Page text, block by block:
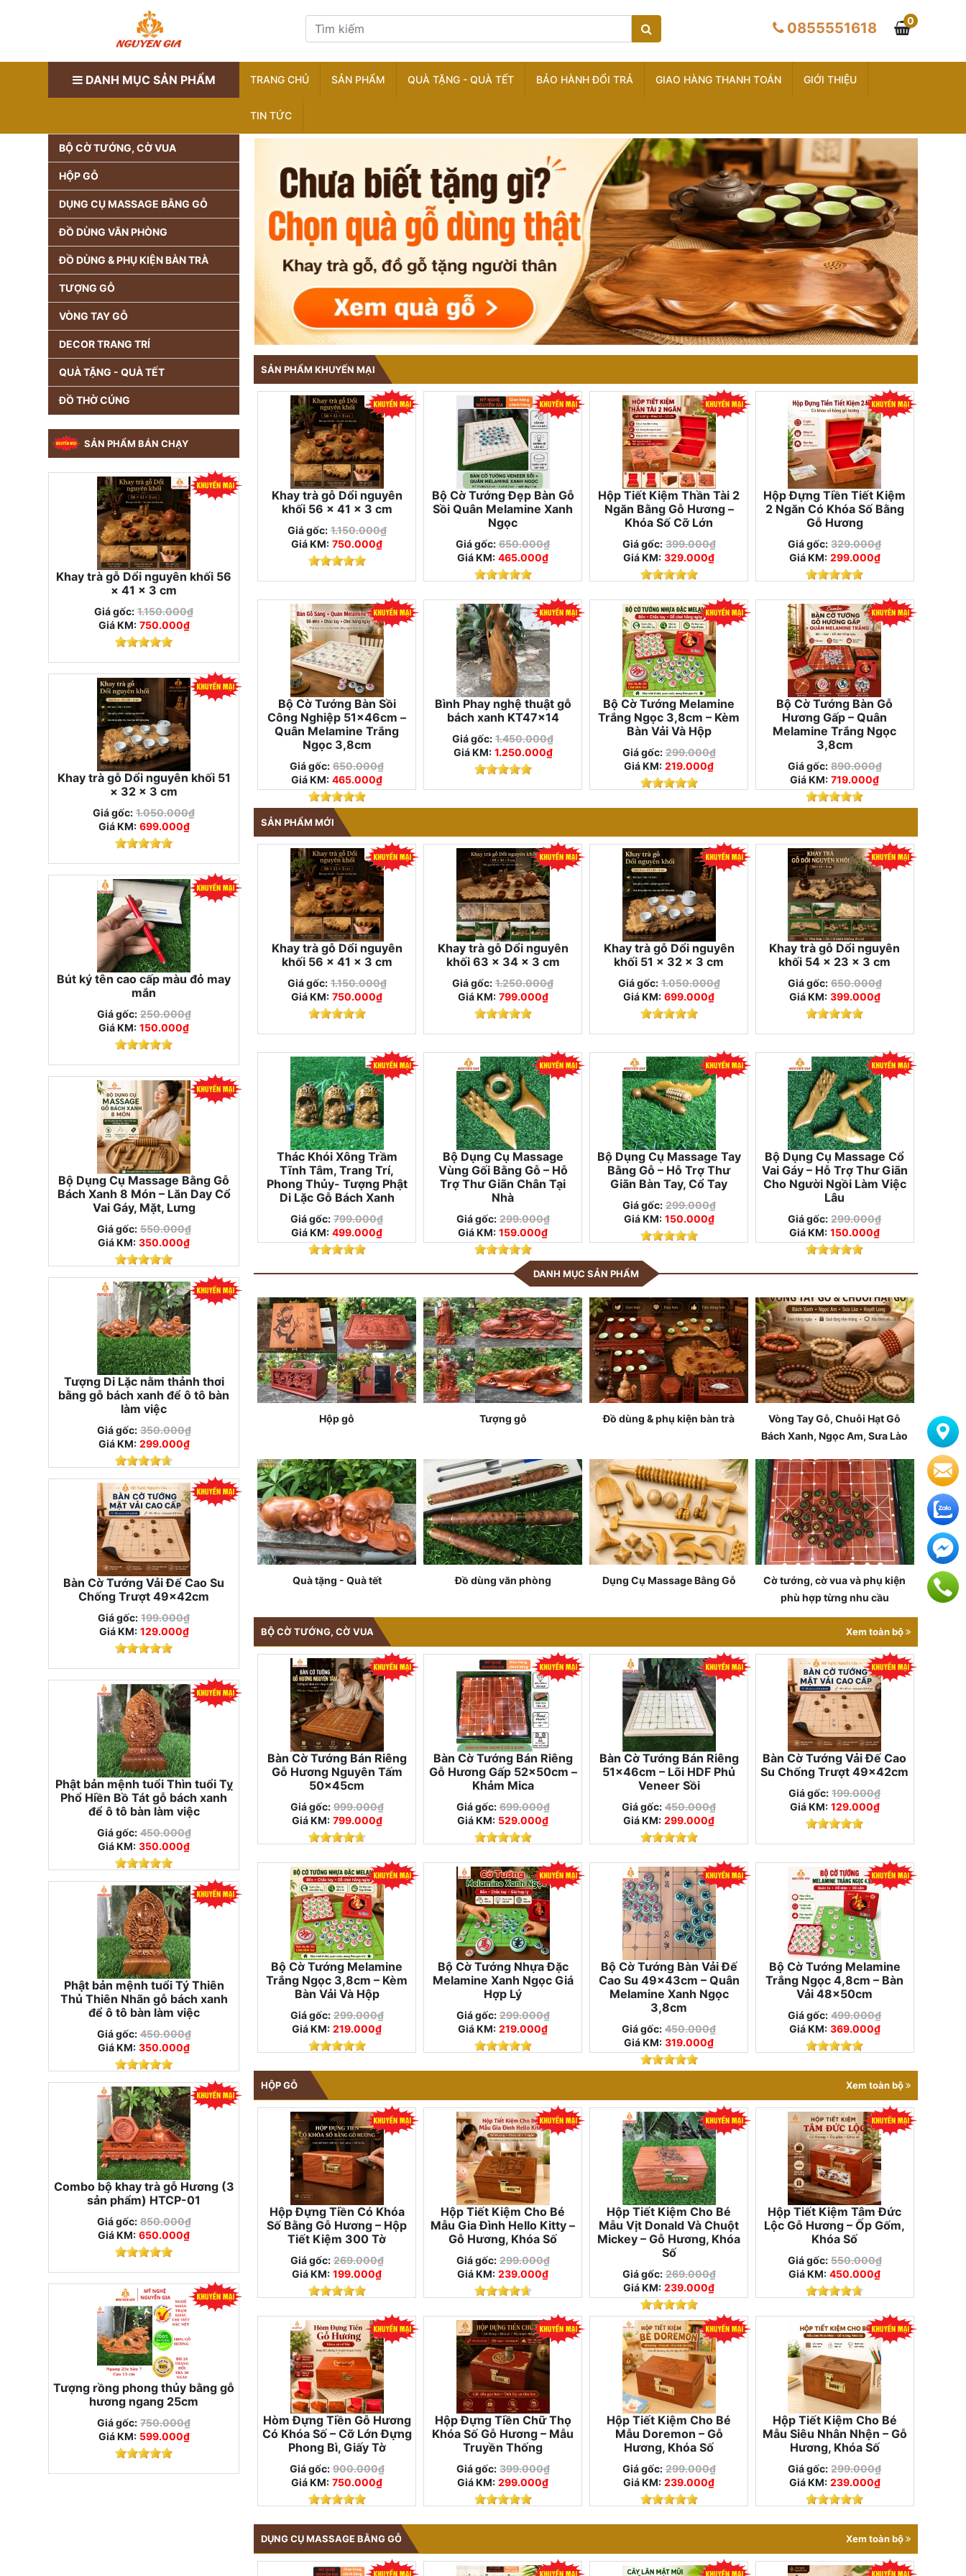
0855551618 0
DANH MỤC SẢN PHẨM TRANG CHỦ SẢN PHẨM QUÀ TẶNG - QUÀ TẾT BẢO HÀNH ĐỔI TRẢ GIAO HÀNG THANH TOÁN GIỚI THIỆU
TIN TỨC
BỘ CỜ TƯỚNG, CỜ VUA
HỘP GỖ
DỤNG CỤ MASSAGE BẰNG GỖ
ĐỒ DÙNG VĂN PHÒNG
ĐỒ DÙNG & PHỤ KIỆN BÀN TRÀ
TƯỢNG GỖ
VÒNG TAY GỖ
DECOR TRANG TRÍ
QUÀ TẶNG - QUÀ TẾT
ĐỒ THỜ CÚNG
SẢN PHẨM BÁN CHẠY
Khay trà gỗ Dổi nguyên khối 56
× 41 × 3 cm
Giá gốc: 1.150.000₫
Giá KM: 750.000₫
Khay trà gỗ Dổi nguyên khối 51
× 32 × 3 cm
Giá gốc: 1.050.000₫
Giá KM: 699.000₫
Bút ký tên cao cấp màu đỏ may
mắn
Giá gốc: 250.000₫
Giá KM: 150.000₫
Bộ Dụng Cụ Massage Bằng Gỗ
Bách Xanh 8 Món – Lăn Day Cổ
Vai Gáy, Mặt, Lưng
Giá gốc: 550.000₫
Giá KM: 350.000₫
Tượng Di Lặc nằm thảnh thơi
bằng gỗ bách xanh để ô tô bàn
làm việc
Giá gốc: 350.000₫
Giá KM: 299.000₫
Bàn Cờ Tướng Vải Đế Cao Su
Chống Trượt 49x42cm
Giá gốc: 199.000₫
Giá KM: 129.000₫
Phật bản mệnh tuổi Thìn tuổi Tỵ
Phổ Hiền Bồ Tát gỗ bách xanh
để ô tô bàn làm việc
Giá gốc: 450.000₫
Giá KM: 350.000₫
Phật bản mệnh tuổi Tý Thiên
Thủ Thiên Nhãn gỗ bách xanh
để ô tô bàn làm việc
Giá gốc: 450.000₫
Giá KM: 350.000₫
Combo bộ khay trà gỗ Hương (3
sản phẩm) HTCP-01
Giá gốc: 850.000₫
Giá KM: 650.000₫
Tượng rồng phong thủy bằng gỗ
hương ngang 25cm
Giá gốc: 750.000₫
Giá KM: 599.000₫
SẢN PHẨM KHUYẾN MẠI
Khay trà gỗ Dổi nguyên
khối 56 × 41 × 3 cm
Giá gốc: 1.150.000₫
Giá KM: 750.000₫
Bộ Cờ Tướng Đẹp Bàn Gỗ
Sồi Quân Melamine Xanh
Ngọc
Giá gốc: 650.000₫
Giá KM: 465.000₫
Hộp Tiết Kiệm Thần Tài 2
Ngăn Bằng Gỗ Hương –
Khóa Số Cỡ Lớn
Giá gốc: 399.000₫
Giá KM: 329.000₫
Hộp Đựng Tiền Tiết Kiệm
2 Ngăn Có Khóa Số Bằng
Gỗ Hương
Giá gốc: 329.000₫
Giá KM: 299.000₫
Bộ Cờ Tướng Bàn Sồi
Công Nghiệp 51×46cm –
Quân Melamine Trắng
Ngọc 3,8cm
Giá gốc: 650.000₫
Giá KM: 465.000₫
Bình Phay nghệ thuật gỗ
bách xanh KT47x14
Giá gốc: 1.450.000₫
Giá KM: 1.250.000₫
Bộ Cờ Tướng Melamine
Trắng Ngọc 3,8cm – Kèm
Bàn Vải Và Hộp
Giá gốc: 299.000₫
Giá KM: 219.000₫
Bộ Cờ Tướng Bàn Gỗ
Hương Gấp – Quân
Melamine Trắng Ngọc
3,8cm
Giá gốc: 890.000₫
Giá KM: 719.000₫
SẢN PHẨM MỚI
Khay trà gỗ Dổi nguyên
khối 56 × 41 × 3 cm
Giá gốc: 1.150.000₫
Giá KM: 750.000₫
Khay trà gỗ Dổi nguyên
khối 63 × 34 × 3 cm
Giá gốc: 1.250.000₫
Giá KM: 799.000₫
Khay trà gỗ Dổi nguyên
khối 51 × 32 × 3 cm
Giá gốc: 1.050.000₫
Giá KM: 699.000₫
Khay trà gỗ Dổi nguyên
khối 54 × 23 × 3 cm
Giá gốc: 650.000₫
Giá KM: 399.000₫
Thác Khói Xông Trầm
Tĩnh Tâm, Trang Trí,
Phong Thủy- Tượng Phật
Di Lặc Gỗ Bách Xanh
Giá gốc: 799.000₫
Giá KM: 499.000₫
Bộ Dụng Cụ Massage
Vùng Gối Bằng Gỗ – Hỗ
Trợ Thư Giãn Chân Tại
Nhà
Giá gốc: 299.000₫
Giá KM: 159.000₫
Bộ Dụng Cụ Massage Tay
Bằng Gỗ – Hỗ Trợ Thư
Giãn Bàn Tay, Cổ Tay
Giá gốc: 299.000₫
Giá KM: 150.000₫
Bộ Dụng Cụ Massage Cổ
Vai Gáy – Hỗ Trợ Thư Giãn
Cho Người Ngồi Làm Việc
Lâu
Giá gốc: 299.000₫
Giá KM: 150.000₫
DANH MỤC SẢN PHẨM
Hộp gỗ Tượng gỗ Đồ dùng & phụ kiện bàn trà
Vòng Tay Gỗ, Chuỗi Hạt Gỗ
Bách Xanh, Ngọc Am, Sưa Lào
Quà tặng - Quà tết Đồ dùng văn phòng Dụng Cụ Massage Bằng Gỗ
Cờ tướng, cờ vua và phụ kiện
phù hợp từng nhu cầu
BỘ CỜ TƯỚNG, CỜ VUA Xem toàn bộ
Bàn Cờ Tướng Bán Riêng
Gỗ Hương Nguyên Tấm
50×45cm
Giá gốc: 999.000₫
Giá KM: 799.000₫
Bàn Cờ Tướng Bán Riêng
Gỗ Hương Gấp 52×50cm –
Khảm Mica
Giá gốc: 699.000₫
Giá KM: 529.000₫
Bàn Cờ Tướng Bán Riêng
51×46cm – Lõi HDF Phủ
Veneer Sồi
Giá gốc: 450.000₫
Giá KM: 299.000₫
Bàn Cờ Tướng Vải Đế Cao
Su Chống Trượt 49x42cm
Giá gốc: 199.000₫
Giá KM: 129.000₫
Bộ Cờ Tướng Melamine
Trắng Ngọc 3,8cm – Kèm
Bàn Vải Và Hộp
Giá gốc: 299.000₫
Giá KM: 219.000₫
Bộ Cờ Tướng Nhựa Đặc
Melamine Xanh Ngọc Giá
Hợp Lý
Giá gốc: 299.000₫
Giá KM: 219.000₫
Bộ Cờ Tướng Bàn Vải Đế
Cao Su 49×43cm – Quân
Melamine Xanh Ngọc
3,8cm
Giá gốc: 450.000₫
Giá KM: 319.000₫
Bộ Cờ Tướng Melamine
Trắng Ngọc 4,8cm – Bàn
Vải 48×50cm
Giá gốc: 499.000₫
Giá KM: 369.000₫
HỘP GỖ Xem toàn bộ
Hộp Đựng Tiền Có Khóa
Số Bằng Gỗ Hương – Hộp
Tiết Kiệm 300 Tờ
Giá gốc: 269.000₫
Giá KM: 199.000₫
Hộp Tiết Kiệm Cho Bé
Mẫu Gia Đình Hello Kitty –
Gỗ Hương, Khóa Số
Giá gốc: 299.000₫
Giá KM: 239.000₫
Hộp Tiết Kiệm Cho Bé
Mẫu Vịt Donald Và Chuột
Mickey – Gỗ Hương, Khóa
Số
Giá gốc: 269.000₫
Giá KM: 239.000₫
Hộp Tiết Kiệm Tâm Đức
Lộc Gỗ Hương – Ốp Gốm,
Khóa Số
Giá gốc: 550.000₫
Giá KM: 450.000₫
Hòm Đựng Tiền Gỗ Hương
Có Khóa Số – Cỡ Lớn Đựng
Phong Bì, Giấy Tờ
Giá gốc: 900.000₫
Giá KM: 750.000₫
Hộp Đựng Tiền Chữ Thọ
Khóa Số Gỗ Hương – Mẫu
Truyền Thống
Giá gốc: 399.000₫
Giá KM: 299.000₫
Hộp Tiết Kiệm Cho Bé
Mẫu Doremon – Gỗ
Hương, Khóa Số
Giá gốc: 299.000₫
Giá KM: 239.000₫
Hộp Tiết Kiệm Cho Bé
Mẫu Siêu Nhân Nhện – Gỗ
Hương, Khóa Số
Giá gốc: 299.000₫
Giá KM: 239.000₫
DỤNG CỤ MASSAGE BẰNG GỖ Xem toàn bộ